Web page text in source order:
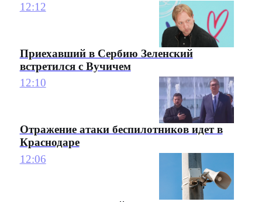
12:12
Приехавший в Сербию Зеленский
встретился с Вучичем
12:10
Отражение атаки беспилотников идет в
Краснодаре
12:06